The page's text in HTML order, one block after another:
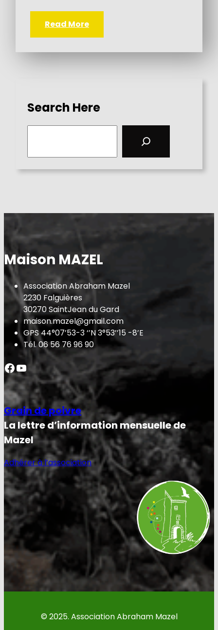
Read More
Search Here
Maison MAZEL
Association Abraham Mazel
2230 Falguières
30270 SaintJean du Gard
maison.mazel@gmail.com
GPS 44°07’53-3 ‘’N 3°53’’15 -8’E
Tél. 06 56 76 96 90
Facebook YouTube
Grain de poivre
La lettre d’information mensuelle de
Mazel
Adhérer à l’association
© 2025. Association Abraham Mazel